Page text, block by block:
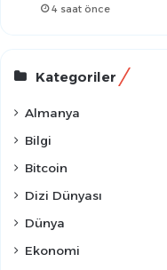
4 saat önce
Kategoriler
Almanya
Bilgi
Bitcoin
Dizi Dünyası
Dünya
Ekonomi